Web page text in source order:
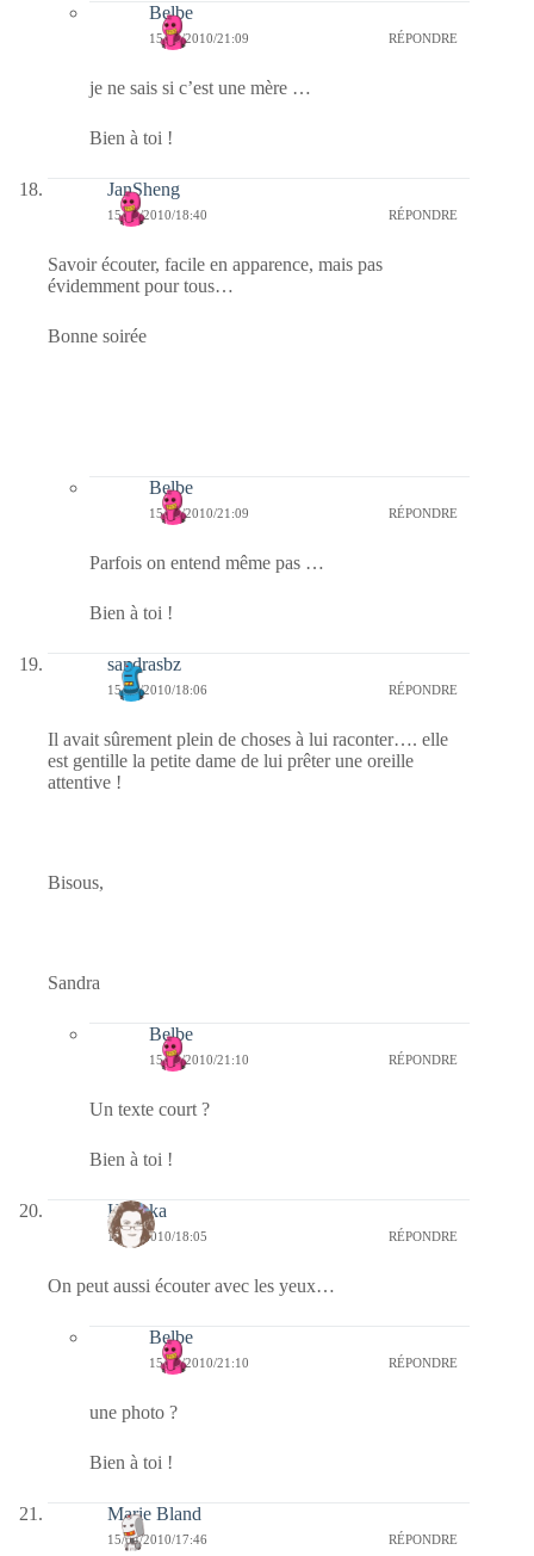
Belbe
15/04/2010/21:09 RÉPONDRE
je ne sais si c’est une mère …
Bien à toi !
JanSheng
15/04/2010/18:40 RÉPONDRE
Savoir écouter, facile en apparence, mais pas
évidemment pour tous…
Bonne soirée
Belbe
15/04/2010/21:09 RÉPONDRE
Parfois on entend même pas …
Bien à toi !
sandrasbz
15/04/2010/18:06 RÉPONDRE
Il avait sûrement plein de choses à lui raconter…. elle
est gentille la petite dame de lui prêter une oreille
attentive !
Bisous,
Sandra
Belbe
15/04/2010/21:10 RÉPONDRE
Un texte court ?
Bien à toi !
Heyoka
15/04/2010/18:05 RÉPONDRE
On peut aussi écouter avec les yeux…
Belbe
15/04/2010/21:10 RÉPONDRE
une photo ?
Bien à toi !
Marie Bland
15/04/2010/17:46 RÉPONDRE